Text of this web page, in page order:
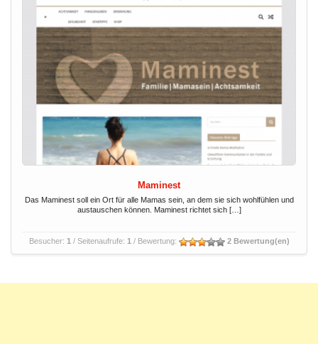
Maminest
Das Maminest soll ein Ort für alle Mamas sein, an dem sie sich wohlfühlen und
austauschen können. Maminest richtet sich […]
Besucher: 1 / Seitenaufrufe: 1 / Bewertung: 2 Bewertung(en)